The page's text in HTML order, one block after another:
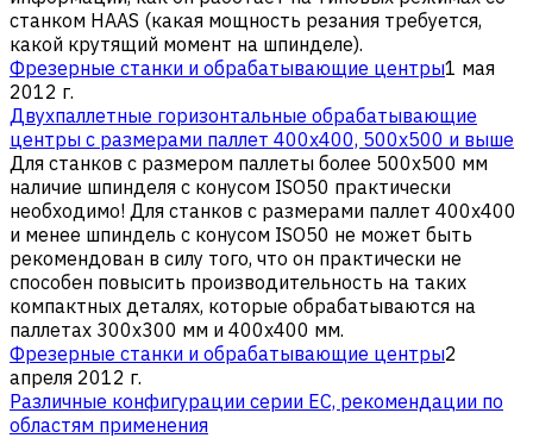
станком HAAS (какая мощность резания требуется,
какой крутящий момент на шпинделе).
Фрезерные станки и обрабатывающие центры1 мая
2012 г.
Двухпаллетные горизонтальные обрабатывающие
центры с размерами паллет 400х400, 500х500 и выше
Для станков с размером паллеты более 500х500 мм
наличие шпинделя с конусом ISO50 практически
необходимо! Для станков с размерами паллет 400х400
и менее шпиндель с конусом ISO50 не может быть
рекомендован в силу того, что он практически не
способен повысить производительность на таких
компактных деталях, которые обрабатываются на
паллетах 300х300 мм и 400х400 мм.
Фрезерные станки и обрабатывающие центры2
апреля 2012 г.
Различные конфигурации серии EC, рекомендации по
областям применения